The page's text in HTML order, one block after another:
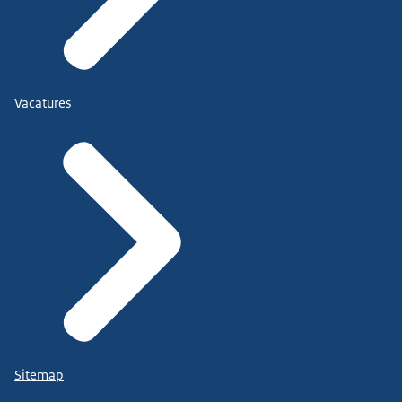
Vacatures
Sitemap